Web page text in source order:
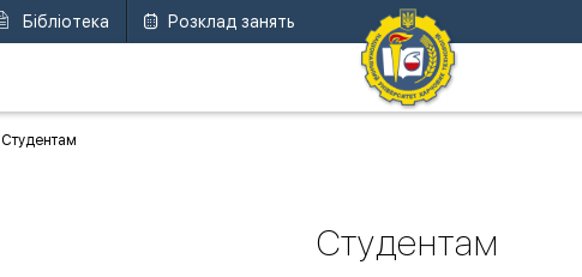
Бібліотека Розклад занять
Студентам
Студентам